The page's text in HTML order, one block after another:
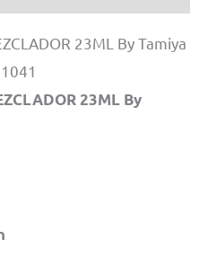
23ML By Tamiya
23ML By